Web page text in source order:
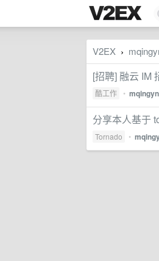
V2EX ›
[招聘] 融云 IM
酷工作 •
分享本人基于
Tornado •